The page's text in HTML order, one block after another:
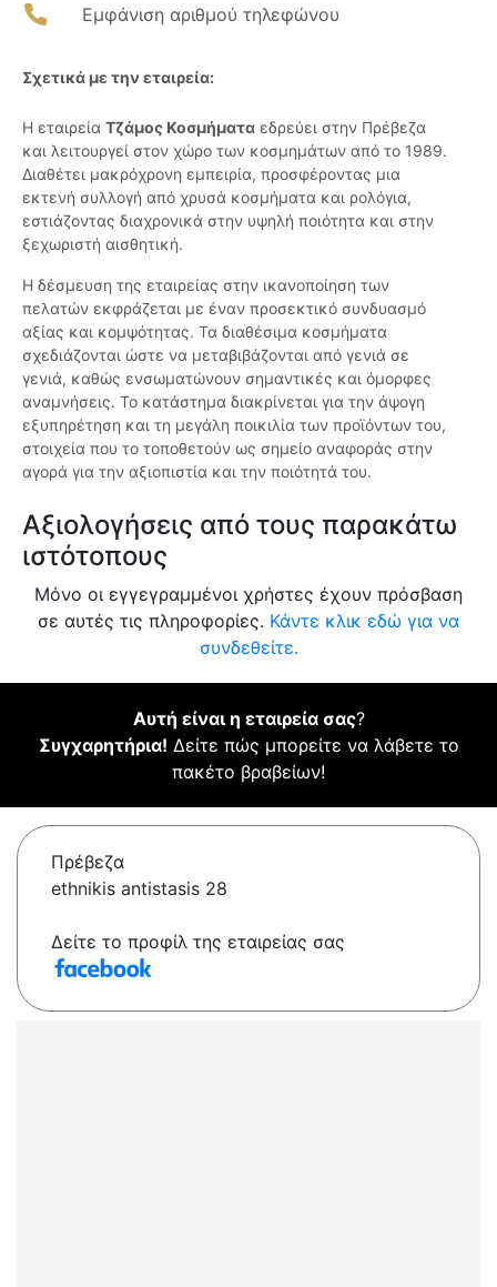
Εμφάνιση αριθμού τηλεφώνου
Σχετικά με την εταιρεία:
Η εταιρεία Τζάμος Κοσμήματα εδρεύει στην Πρέβεζα
και λειτουργεί στον χώρο των κοσμημάτων από το 1989.
Διαθέτει μακρόχρονη εμπειρία, προσφέροντας μια
εκτενή συλλογή από χρυσά κοσμήματα και ρολόγια,
εστιάζοντας διαχρονικά στην υψηλή ποιότητα και στην
ξεχωριστή αισθητική.
Η δέσμευση της εταιρείας στην ικανοποίηση των
πελατών εκφράζεται με έναν προσεκτικό συνδυασμό
αξίας και κομψότητας. Τα διαθέσιμα κοσμήματα
σχεδιάζονται ώστε να μεταβιβάζονται από γενιά σε
γενιά, καθώς ενσωματώνουν σημαντικές και όμορφες
αναμνήσεις. Το κατάστημα διακρίνεται για την άψογη
εξυπηρέτηση και τη μεγάλη ποικιλία των προϊόντων του,
στοιχεία που το τοποθετούν ως σημείο αναφοράς στην
αγορά για την αξιοπιστία και την ποιότητά του.
Αξιολογήσεις από τους παρακάτω
ιστότοπους
Μόνο οι εγγεγραμμένοι χρήστες έχουν πρόσβαση
σε αυτές τις πληροφορίες. Κάντε κλικ εδώ για να
συνδεθείτε.
Αυτή είναι η εταιρεία σας?
Συγχαρητήρια! Δείτε πώς μπορείτε να λάβετε το
πακέτο βραβείων!
Πρέβεζα
ethnikis antistasis 28
Δείτε το προφίλ της εταιρείας σας